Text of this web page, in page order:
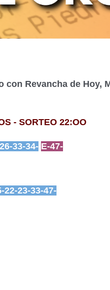
Revancha de Hoy,
- SORTEO 22:OO
33-34- E-47-
22-23-33-47-